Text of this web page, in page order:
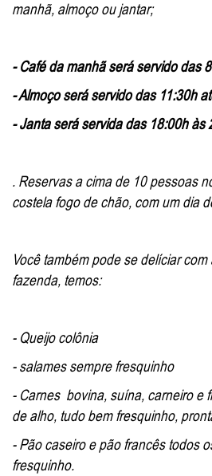
manhã, almoço ou jantar;
- Café da manhã será servido das
- Almoço será servido das 11:30h
- Janta será servida das 18:00h às
. Reservas a cima de 10 pessoas
costela fogo de chão, com um dia
Você também pode se delíciar
fazenda, temos:
- Queijo colônia
- salames sempre fresquinho
- Carnes bovina, suína, carneiro e
de alho, tudo bem fresquinho,
- Pão caseiro e pão francês todos
fresquinho.